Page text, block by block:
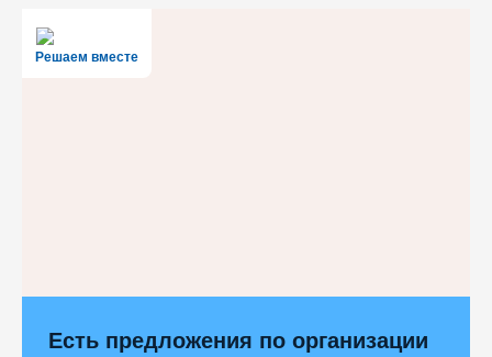
Решаем вместе
Есть предложения по организации